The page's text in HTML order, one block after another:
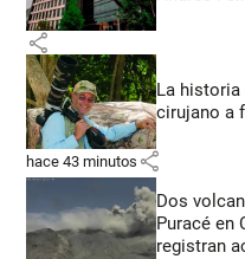
share
La historia
cirujano a
hace 43 minutos share
Dos
Puracé en
registran